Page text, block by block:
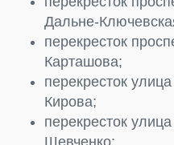
Дальне-
перекресток
Карташова;
перекресток
Кирова;
перекресток
Шевченко;